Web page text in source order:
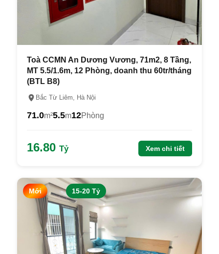
Toà CCMN An Dương Vương, 71m2, 8 Tầng,
MT 5.5/1.6m, 12 Phòng, doanh thu 60tr/tháng
(BTL B8)
Bắc Từ Liêm, Hà Nội
71.0m²5.5m12Phòng
16.80 Tỷ Xem chi tiết
Mới 15-20 Tỷ